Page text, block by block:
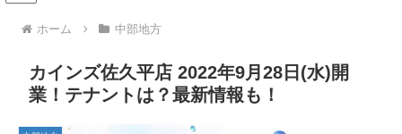
ホーム 中部地方
カインズ佐久平店 2022年9月28日(水)開
業！テナントは？最新情報も！